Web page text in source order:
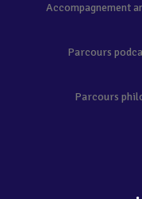
Accompagnement
Parcours
Parcours